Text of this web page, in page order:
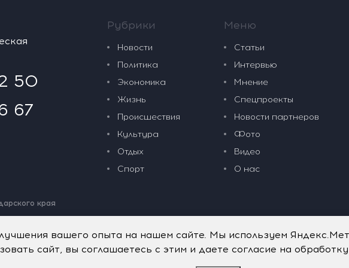
50
67
края
Ctrl+Enter.
Рубрики
Новости
Политика
Экономика
Жизнь
Происшествия
Культура
Отдых
Спорт
Меню
Статьи
Интервью
Мнение
Спецпроекты
Новости партнеров
Фото
Видео
О нас
вашего опыта на нашем сайте. Мы используем
сайт, вы соглашаетесь с этим и даете согласие на